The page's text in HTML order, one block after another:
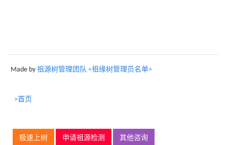
Made by 祖源树管理团队 <祖缘树管理员名单>
>首页
极速上树 申请祖源检测 其他咨询